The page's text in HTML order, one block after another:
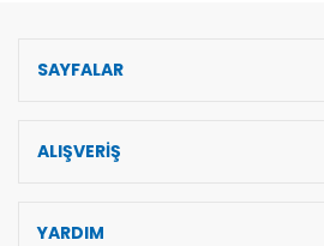
SAYFALAR
ALIŞVERİŞ
YARDIM